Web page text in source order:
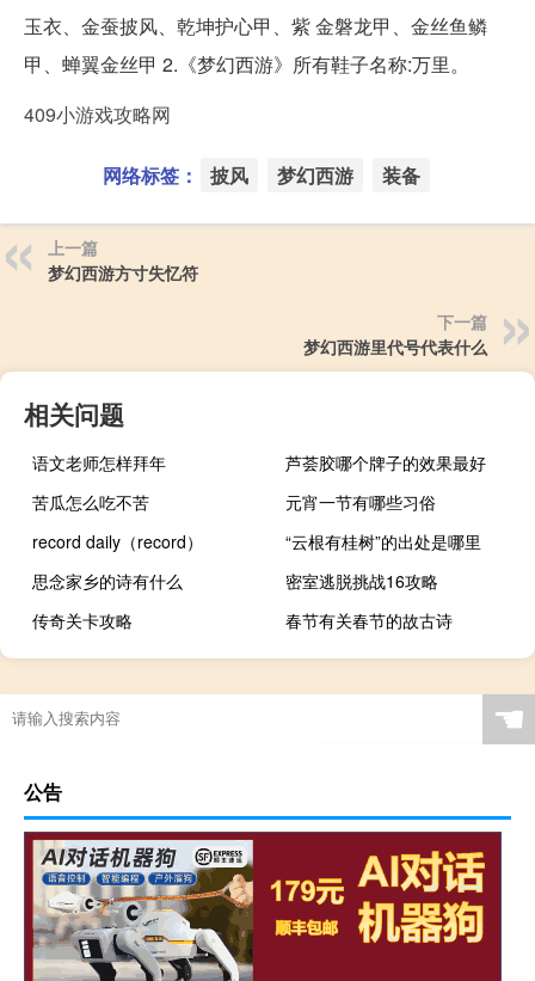
玉衣、金蚕披风、乾坤护心甲、紫 金磐龙甲、金丝鱼鳞
甲、蝉翼金丝甲 2.《梦幻西游》所有鞋子名称:万里。
409小游戏攻略网
网络标签： 披风 梦幻西游 装备
上一篇
梦幻西游方寸失忆符
下一篇
梦幻西游里代号代表什么
相关问题
语文老师怎样拜年
芦荟胶哪个牌子的效果最好
苦瓜怎么吃不苦
元宵一节有哪些习俗
record daily（record）
“云根有桂树”的出处是哪里
思念家乡的诗有什么
密室逃脱挑战16攻略
传奇关卡攻略
春节有关春节的故古诗
☚
公告